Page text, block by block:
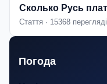
Сколько Русь
Стаття · 15368
Погода